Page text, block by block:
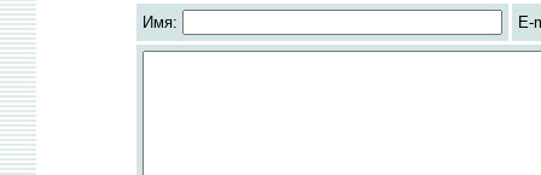
Имя: E-